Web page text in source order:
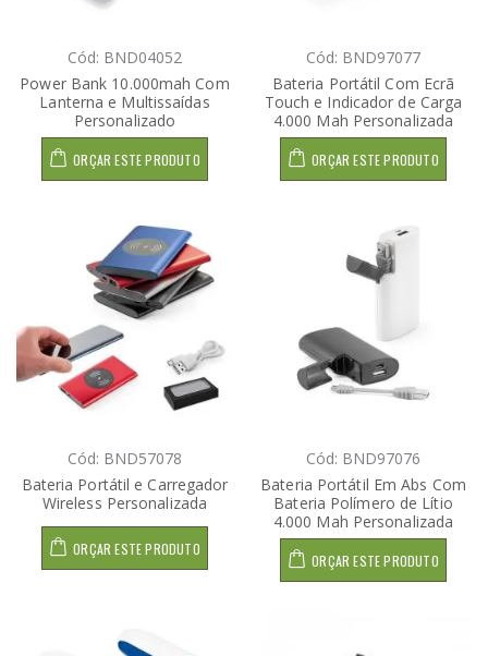
Cód: BND04052
Power Bank 10.000mah Com
Lanterna e Multissaídas
Personalizado
ORÇAR ESTE PRODUTO
Cód: BND97077
Bateria Portátil Com Ecrã
Touch e Indicador de Carga
4.000 Mah Personalizada
ORÇAR ESTE PRODUTO
Cód: BND57078
Bateria Portátil e Carregador
Wireless Personalizada
ORÇAR ESTE PRODUTO
Cód: BND97076
Bateria Portátil Em Abs Com
Bateria Polímero de Lítio
4.000 Mah Personalizada
ORÇAR ESTE PRODUTO